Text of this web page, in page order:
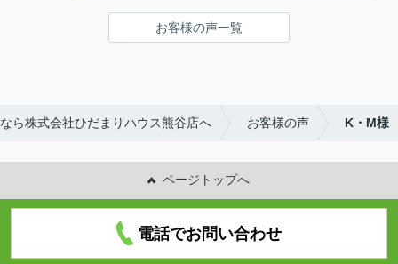
お客様の声一覧
ら株式会社ひだまりハウス熊谷店へ お客様の声 K・M様
ページトップへ
電話でお問い合わせ